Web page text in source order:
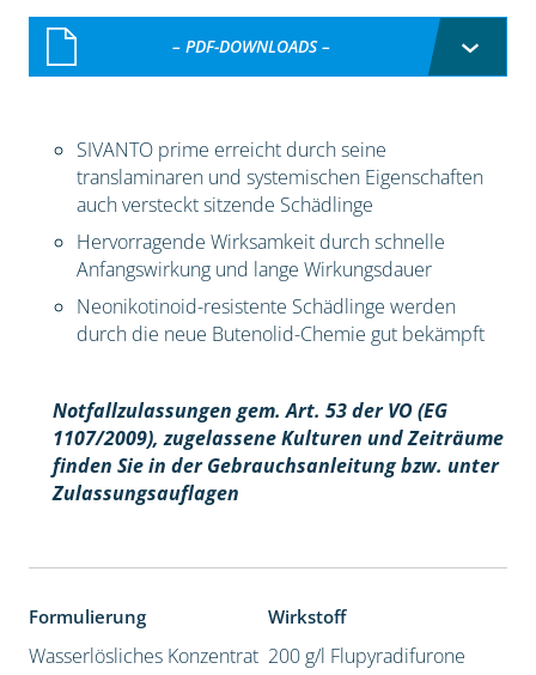
– PDF-DOWNLOADS –
SIVANTO prime erreicht durch seine
translaminaren und systemischen Eigenschaften
auch versteckt sitzende Schädlinge
Hervorragende Wirksamkeit durch schnelle
Anfangswirkung und lange Wirkungsdauer
Neonikotinoid-resistente Schädlinge werden
durch die neue Butenolid-Chemie gut bekämpft
Notfallzulassungen gem. Art. 53 der VO (EG
1107/2009), zugelassene Kulturen und Zeiträume
finden Sie in der Gebrauchsanleitung bzw. unter
Zulassungsauflagen
Formulierung
Wasserlösliches Konzentrat
Wirkstoff
200 g/l Flupyradifurone